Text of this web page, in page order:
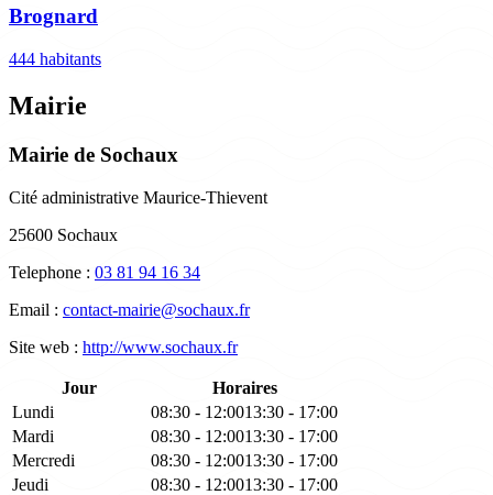
Brognard
444 habitants
Mairie
Mairie de Sochaux
Cité administrative Maurice-Thievent
25600 Sochaux
Telephone : 03 81 94 16 34
Email : contact-mairie@sochaux.fr
Site web : http://www.sochaux.fr
Jour
Horaires
Lundi
08:30 - 12:0013:30 - 17:00
Mardi
08:30 - 12:0013:30 - 17:00
Mercredi
08:30 - 12:0013:30 - 17:00
Jeudi
08:30 - 12:0013:30 - 17:00